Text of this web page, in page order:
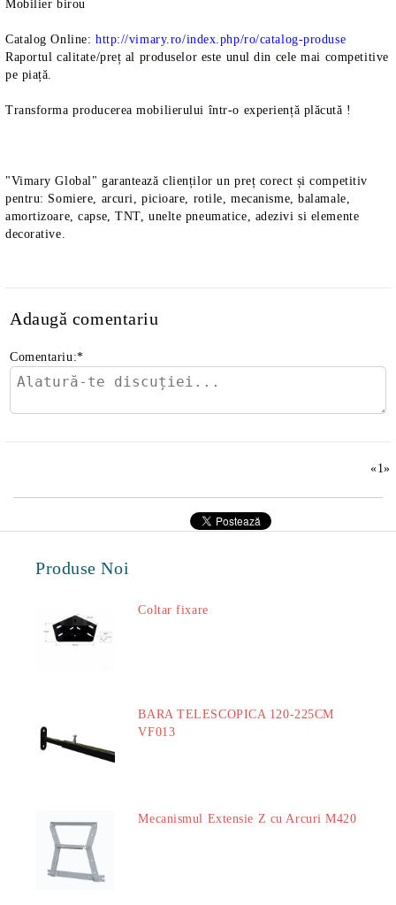
Mobilier birou
Catalog Online: http://vimary.ro/index.php/ro/catalog-produse
Raportul calitate/preț al produselor este unul din cele mai competitive
pe piață.
Transforma producerea mobilierului într-o experiență plăcută !
"Vimary Global" garantează clienților un preț corect și competitiv
pentru: Somiere, arcuri, picioare, rotile, mecanisme, balamale,
amortizoare, capse, TNT, unelte pneumatice, adezivi si elemente
decorative.
Adaugă comentariu
Comentariu:*
«1»
Produse Noi
Coltar fixare
BARA TELESCOPICA 120-225CM
VF013
Mecanismul Extensie Z cu Arcuri M420